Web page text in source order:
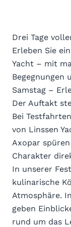
Drei Tage
Erleben Sie
Yacht – mit
Begegnungen
Samstag –
Der Auftakt
Bei
von Linssen
Axopar
Charakter
In unserer
kulinarische
Atmosphäre.
geben
rund um das